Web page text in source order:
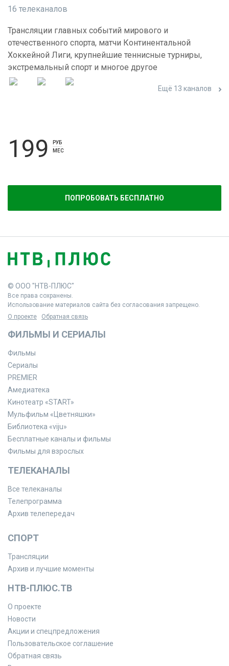
16 телеканалов
Трансляции главных событий мирового и
отечественного спорта, матчи Континентальной
Хоккейной Лиги, крупнейшие теннисные турниры,
экстремальный спорт и многое другое
Ещё 13 каналов
199
РУБ
МЕС
ПОПРОБОВАТЬ БЕСПЛАТНО
© ООО "НТВ-ПЛЮС"
Все права сохранены.
Использование материалов сайта без согласования запрещено.
О проекте
Обратная связь
ФИЛЬМЫ И СЕРИАЛЫ
Фильмы
Сериалы
PREMIER
Амедиатека
Кинотеатр «START»
Мульфильм «Цветняшки»
Библиотека «viju»
Бесплатные каналы и фильмы
Фильмы для взрослых
ТЕЛЕКАНАЛЫ
Все телеканалы
Телепрограмма
Архив телепередач
СПОРТ
Трансляции
Архив и лучшие моменты
НТВ-ПЛЮС.ТВ
О проекте
Новости
Акции и спецпредложения
Пользовательское соглашение
Обратная связь